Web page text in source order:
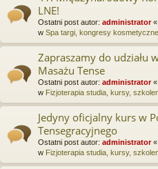
LNE!
Ostatni post autor: administrator«
w Spa targi, kongresy kosmetyczne
Zapraszamy do udziału
Masażu Tense
Ostatni post autor: administrator«
w Fizjoterapia studia, kursy,
Jedyny oficjalny kurs w
Tensegracyjnego
Ostatni post autor: administrator«
w Fizjoterapia studia, kursy,